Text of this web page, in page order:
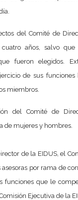
del Comité de
años, salvo
fueron elegidos.
de sus funciones
miembros.
del Comité de
de mujeres y hombres.
de la EIDUS, el
por rama de
funciones que le
Ejecutiva de la